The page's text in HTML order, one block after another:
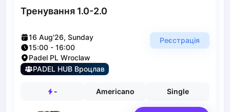
Warsaw
Wroclaw
Wyszkow
Zabrze
Zielona Gora
Lisbon
Тренування 1.0-2.0
16 Aug'26, Sunday
15:00 - 16:00
Padel PL Wroclaw
PADEL HUB Вроцлав
Реєстрація
- Americano Single